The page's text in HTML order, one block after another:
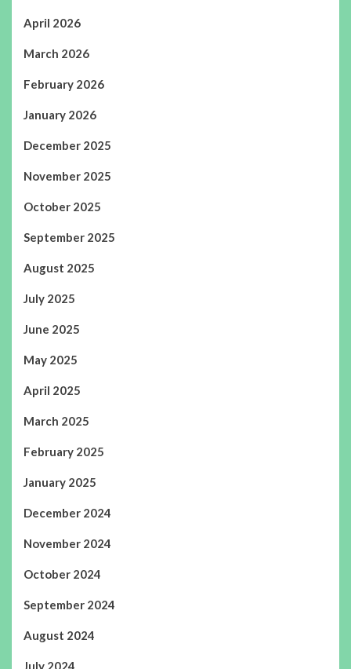
April 2026
March 2026
February 2026
January 2026
December 2025
November 2025
October 2025
September 2025
August 2025
July 2025
June 2025
May 2025
April 2025
March 2025
February 2025
January 2025
December 2024
November 2024
October 2024
September 2024
August 2024
July 2024